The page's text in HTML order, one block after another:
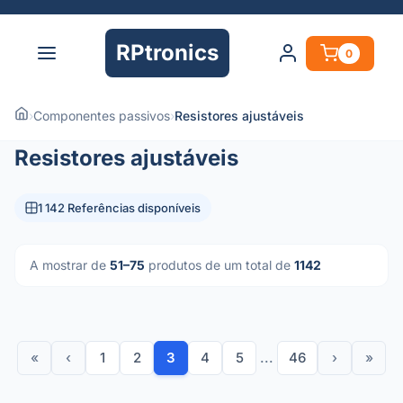
RPtronics 0
›Componentes passivos›Resistores ajustáveis
Resistores ajustáveis
1 142 Referências disponíveis
A mostrar de 51–75 produtos de um total de 1142
« ‹ 1 2 3 4 5 ... 46 › »